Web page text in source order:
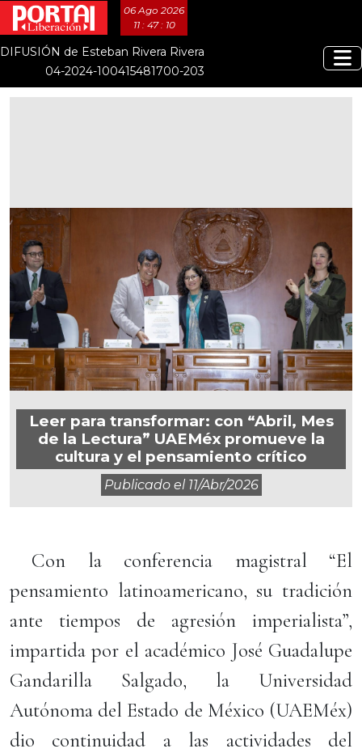
06 Ago 2026
11 : 47 : 11
DIFUSIÓN de Esteban Rivera Rivera
04-2024-100415481700-203
Leer para transformar: con “Abril, Mes
de la Lectura” UAEMéx promueve la
cultura y el pensamiento crítico
Publicado el 11/abr/2026
Con la conferencia magistral “El
pensamiento latinoamericano, su tradición
ante tiempos de agresión imperialista”,
impartida por el académico José Guadalupe
Gandarilla Salgado, la Universidad
Autónoma del Estado de México (UAEMéx)
dio continuidad a las actividades del